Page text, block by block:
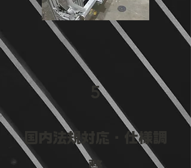
5
国内法規対応・仕様調